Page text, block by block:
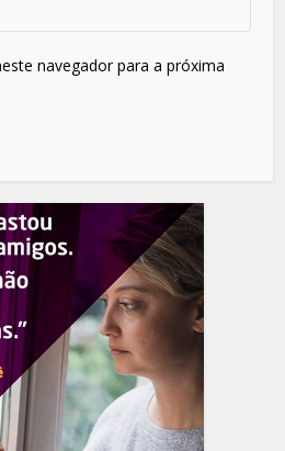
navegador para a próxima